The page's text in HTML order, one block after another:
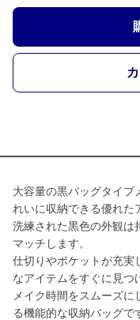
大容量の黒バッグタイプ
れいに収納できる優れた
洗練された黒色の外観は
マッチします。
仕切りやポケットが充実
なアイテムをすぐに見つ
メイク時間をスムーズ
る機能的な収納バッグで